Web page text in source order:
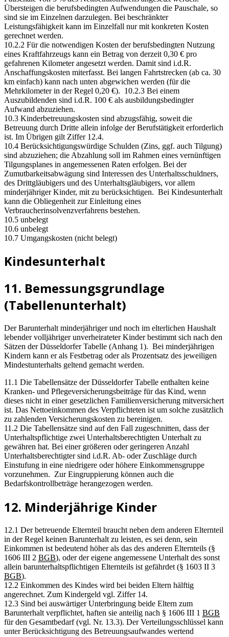
Übersteigen die berufsbedingten Aufwendungen die Pauschale, so
sind sie im Einzelnen darzulegen. Bei beschränkter
Leistungsfähigkeit kann im Einzelfall nur mit konkreten Kosten
gerechnet werden.
10.2.2 Für die notwendigen Kosten der berufsbedingten Nutzung
eines Kraftfahrzeugs kann ein Betrag von derzeit 0,30 € pro
gefahrenen Kilometer angesetzt werden. Damit sind i.d.R.
Anschaffungskosten miterfasst. Bei langen Fahrtstrecken (ab ca. 30
km einfach) kann nach unten abgewichen werden (für die
Mehrkilometer in der Regel 0,20 €). 10.2.3 Bei einem
Auszubildenden sind i.d.R. 100 € als ausbildungsbedingter
Aufwand abzuziehen.
10.3 Kinderbetreuungskosten sind abzugsfähig, soweit die
Betreuung durch Dritte allein infolge der Berufstätigkeit erforderlich
ist. Im Übrigen gilt Ziffer 12.4.
10.4 Berücksichtigungswürdige Schulden (Zins, ggf. auch Tilgung)
sind abzuziehen; die Abzahlung soll im Rahmen eines vernünftigen
Tilgungsplanes in angemessenen Raten erfolgen. Bei der
Zumutbarkeitsabwägung sind Interessen des Unterhaltsschuldners,
des Drittgläubigers und des Unterhaltsgläubigers, vor allem
minderjähriger Kinder, mit zu berücksichtigen. Bei Kindesunterhalt
kann die Obliegenheit zur Einleitung eines
Verbraucherinsolvenzverfahrens bestehen.
10.5 unbelegt
10.6 unbelegt
10.7 Umgangskosten (nicht belegt)
Kindesunterhalt
11. Bemessungsgrundlage
(Tabellenunterhalt)
Der Barunterhalt minderjähriger und noch im elterlichen Haushalt
lebender volljähriger unverheirateter Kinder bestimmt sich nach den
Sätzen der Düsseldorfer Tabelle (Anhang 1). Bei minderjährigen
Kindern kann er als Festbetrag oder als Prozentsatz des jeweiligen
Mindestunterhalts geltend gemacht werden.
11.1 Die Tabellensätze der Düsseldorfer Tabelle enthalten keine
Kranken- und Pflegeversicherungsbeiträge für das Kind, wenn
dieses nicht in einer gesetzlichen Familienversicherung mitversichert
ist. Das Nettoeinkommen des Verpflichteten ist um solche zusätzlich
zu zahlenden Versicherungskosten zu bereinigen.
11.2 Die Tabellensätze sind auf den Fall zugeschnitten, dass der
Unterhaltspflichtige zwei Unterhaltsberechtigten Unterhalt zu
gewähren hat. Bei einer größeren oder geringeren Anzahl
Unterhaltsberechtigter sind i.d.R. Ab- oder Zuschläge durch
Einstufung in eine niedrigere oder höhere Einkommensgruppe
vorzunehmen. Zur Eingruppierung können auch die
Bedarfskontrollbeträge herangezogen werden.
12. Minderjährige Kinder
12.1 Der betreuende Elternteil braucht neben dem anderen Elternteil
in der Regel keinen Barunterhalt zu leisten, es sei denn, sein
Einkommen ist bedeutend höher als das des anderen Elternteils (§
1606 III 2 BGB), oder der eigene angemessene Unterhalt des sonst
allein barunterhaltspflichtigen Elternteils ist gefährdet (§ 1603 II 3
BGB).
12.2 Einkommen des Kindes wird bei beiden Eltern hälftig
angerechnet. Zum Kindergeld vgl. Ziffer 14.
12.3 Sind bei auswärtiger Unterbringung beide Eltern zum
Barunterhalt verpflichtet, haften sie anteilig nach § 1606 III 1 BGB
für den Gesamtbedarf (vgl. Nr. 13.3). Der Verteilungsschlüssel kann
unter Berücksichtigung des Betreuungsaufwandes wertend